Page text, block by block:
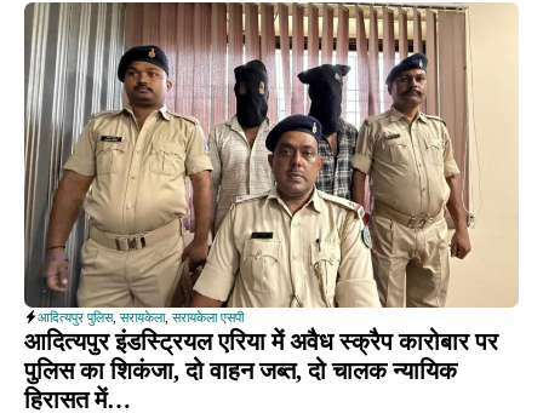
आदित्यपुर पुलिस, सरायकेला, सरायकेला एसपी
आदित्यपुर इंडस्ट्रियल एरिया में अवैध स्क्रैप कारोबार पर
पुलिस का शिकंजा, दो वाहन जब्त, दो चालक न्यायिक
हिरासत में…